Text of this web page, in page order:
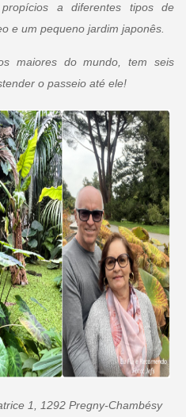
a diferentes tipos de
e um pequeno jardim japonês.
maiores do mundo, tem seis
o passeio até ele!
1, 1292 Pregny-Chambésy